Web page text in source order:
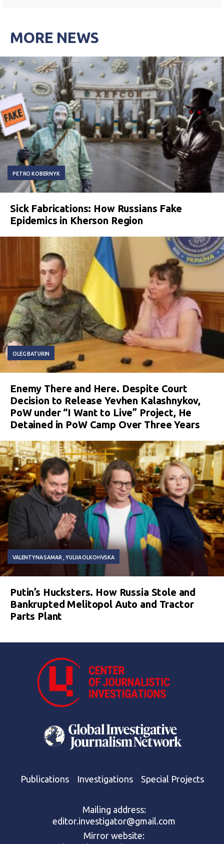
MORE NEWS
PETRO KOBERNYK
Sick Fabrications: How Russians Fake
Epidemics in Kherson Region
OLEG BATURIN
Enemy There and Here. Despite Court
Decision to Release Yevhen Kalashnykov,
PoW under “I Want to Live” Project, He
Detained in PoW Camp Over Three Years
VALENTYNA SAMAR YULIIA OLKOHVSKA
Putin’s Hucksters. How Russia Stole and
Bankrupted Melitopol Auto and Tractor
Parts Plant
Publications Investigations Special Projects
Mailing address:
editor.investigator@gmail.com
Mirror website: